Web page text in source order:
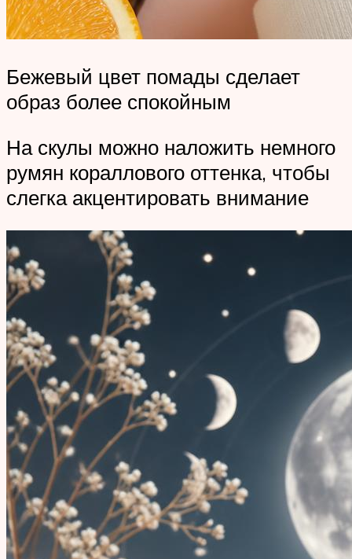
Бежевый цвет помады сделает
образ более спокойным
На скулы можно наложить немного
румян кораллового оттенка, чтобы
слегка акцентировать внимание